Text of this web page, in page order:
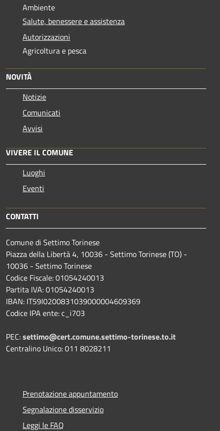
Ambiente
Salute, benessere e assistenza
Autorizzazioni
Agricoltura e pesca
NOVITÀ
Notizie
Comunicati
Avvisi
VIVERE IL COMUNE
Luoghi
Eventi
CONTATTI
Comune di Settimo Torinese
Piazza della Libertà 4, 10036 - Settimo Torinese (TO) -
10036 - Settimo Torinese
Codice Fiscale: 01054240013
Partita IVA: 01054240013
IBAN: IT59I0200831039000004609369
Codice IPA ente: c_i703
PEC:settimo@cert.comune.settimo-torinese.to.it
Centralino Unico: 011 8028211
Prenotazione appuntamento
Segnalazione disservizio
Leggi le FAQ